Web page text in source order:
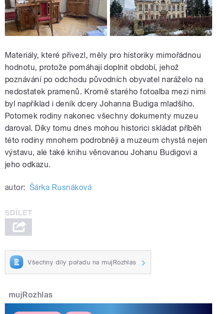
Materiály, které přivezl, měly pro historiky mimořádnou
hodnotu, protože pomáhají doplnit období, jehož
poznávání po odchodu původních obyvatel naráželo na
nedostatek pramenů. Kromě starého fotoalba mezi nimi
byl například i deník dcery Johanna Budiga mladšího.
Potomek rodiny nakonec všechny dokumenty muzeu
daroval. Díky tomu dnes mohou historici skládat příběh
této rodiny mnohem podrobněji a muzeum chystá nejen
výstavu, ale také knihu věnovanou Johanu Budigovi a
jeho odkazu.
autor: Šárka Rusnáková
Všechny díly pořadu na mujRozhlas
mujRozhlas